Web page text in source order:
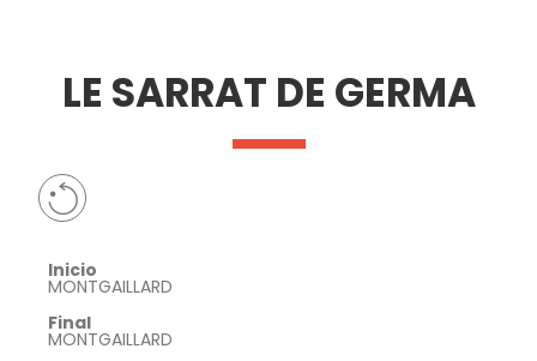
IMPRESCINDIBLES
HACER
INSPIRACIONES
LE SARRAT DE GERMA
Inicio
MONTGAILLARD
Final
MONTGAILLARD